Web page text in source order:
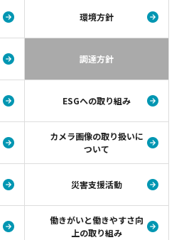
環境方針
調達方針
ESGへの取り組み
カメラ画像の取り扱いに
ついて
災害支援活動
働きがいと働きやすさ向
上の取り組み